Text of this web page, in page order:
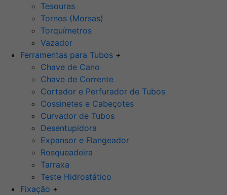
Tesouras
Tornos (Morsas)
Torquímetros
Vazador
Ferramentas para Tubos +
Chave de Cano
Chave de Corrente
Cortador e Perfurador de Tubos
Cossinetes e Cabeçotes
Curvador de Tubos
Desentupidora
Expansor e Flangeador
Rosqueadeira
Tarraxa
Teste Hidrostático
Fixação +